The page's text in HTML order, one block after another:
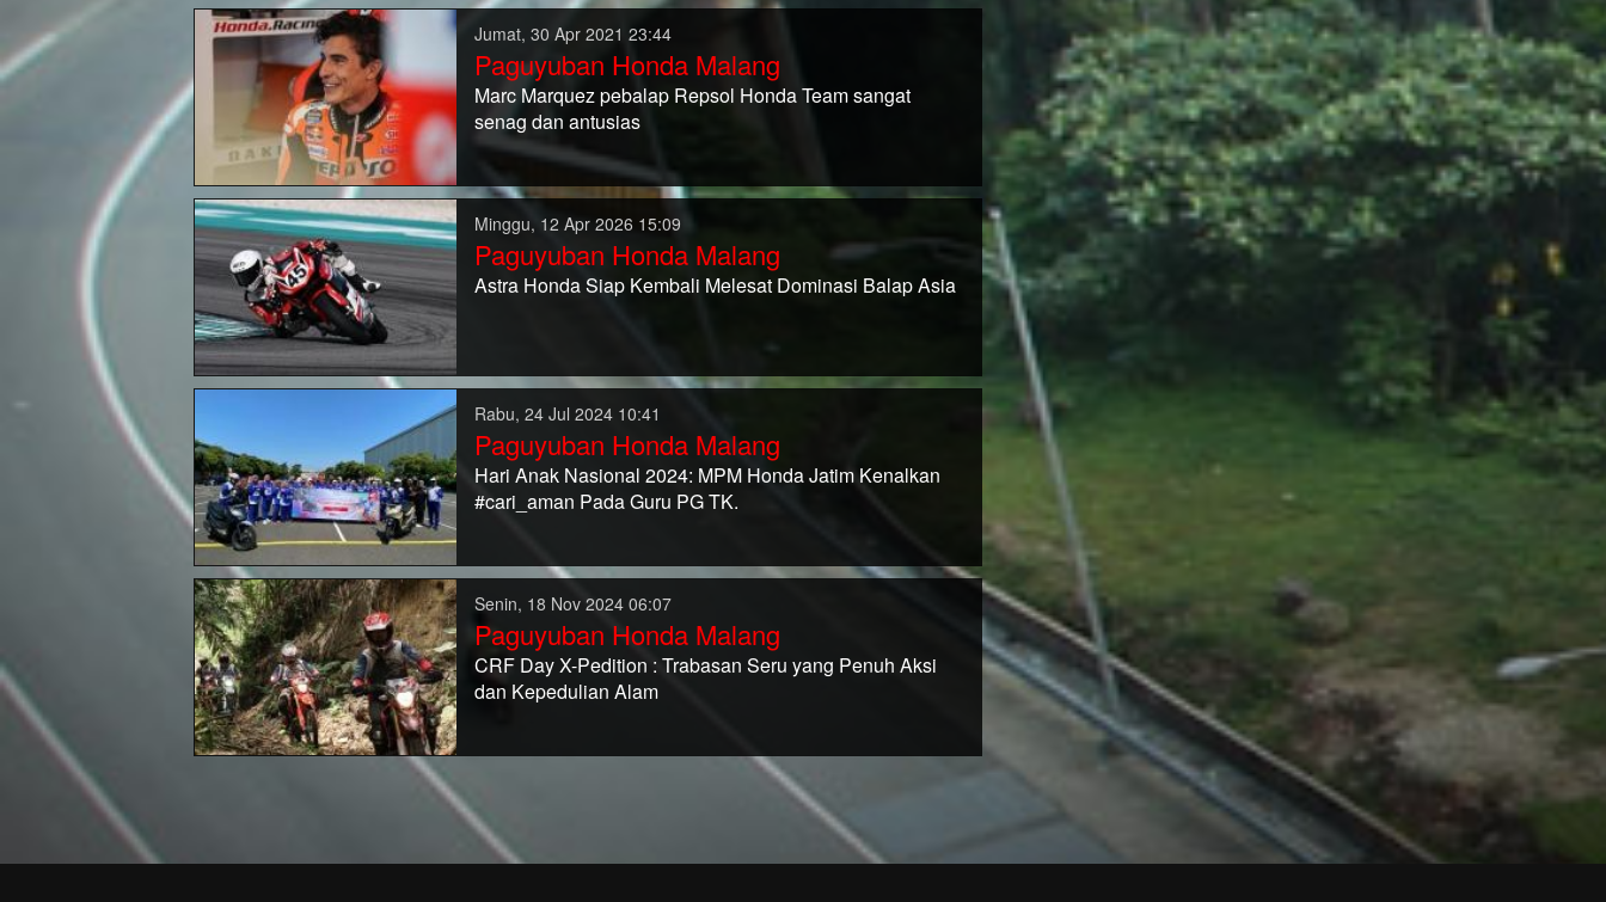
Jumat, 30 Apr 2021 23:44
Paguyuban Honda Malang
Marc Marquez pebalap Repsol Honda Team sangat
senag dan antusias
Minggu, 12 Apr 2026 15:09
Paguyuban Honda Malang
Astra Honda Siap Kembali Melesat Dominasi Balap Asia
Rabu, 24 Jul 2024 10:41
Paguyuban Honda Malang
Hari Anak Nasional 2024: MPM Honda Jatim Kenalkan
#cari_aman Pada Guru PG TK.
Senin, 18 Nov 2024 06:07
Paguyuban Honda Malang
CRF Day X-Pedition : Trabasan Seru yang Penuh Aksi
dan Kepedulian Alam